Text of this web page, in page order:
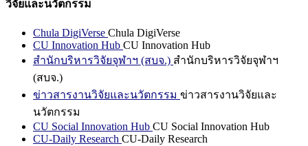
วิจัยและนวัตกรรม
Chula DigiVerse Chula DigiVerse
CU Innovation Hub CU Innovation Hub
สำนักบริหารวิจัยจุฬาฯ (สบจ.) สำนักบริหารวิจัยจุฬาฯ
(สบจ.)
ข่าวสารงานวิจัยและนวัตกรรม ข่าวสารงานวิจัยและ
นวัตกรรม
CU Social Innovation Hub CU Social Innovation Hub
CU-Daily Research CU-Daily Research